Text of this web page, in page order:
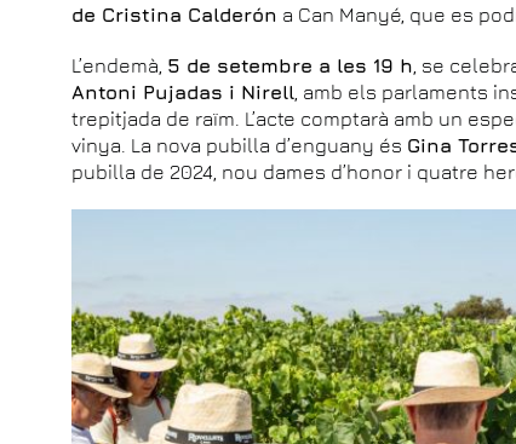
de Cristina Calderón a Can Manyé, que es
L’endemà, 5 de setembre a les 19 h , se
Antoni Pujadas i Nirell , amb els parlaments
trepitjada de raïm. L’acte comptarà amb un
vinya. La nova pubilla d’enguany és Gina
pubilla de 2024, nou dames d’honor i quatre